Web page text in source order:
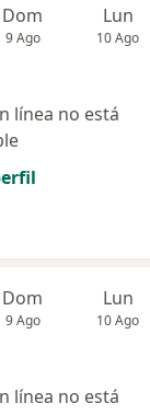
Dom
9 Ago
Lun
10 Ago
línea no está
Dom
9 Ago
Lun
10 Ago
línea no está